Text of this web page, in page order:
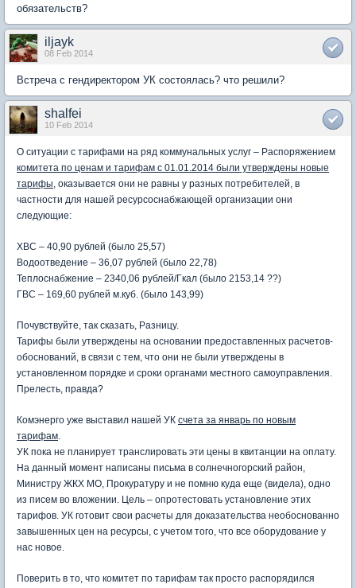
обязательств?
iljayk
08 Feb 2014
Встреча с гендиректором УК состоялась? что решили?
shalfei
10 Feb 2014
О ситуации с тарифами на ряд коммунальных услуг – Распоряжением
комитета по ценам и тарифам с 01.01.2014 были утверждены новые
тарифы, оказывается они не равны у разных потребителей, в
частности для нашей ресурсоснабжающей организации они
следующие:
ХВС – 40,90 рублей (было 25,57)
Водоотведение – 36,07 рублей (было 22,78)
Теплоснабжение – 2340,06 рублей/Гкал (было 2153,14 ??)
ГВС – 169,60 рублей м.куб. (было 143,99)
Почувствуйте, так сказать, Разницу.
Тарифы были утверждены на основании предоставленных расчетов-
обоснований, в связи с тем, что они не были утверждены в
установленном порядке и сроки органами местного самоуправления.
Прелесть, правда?
Комэнерго уже выставил нашей УК счета за январь по новым
тарифам.
УК пока не планирует транслировать эти цены в квитанции на оплату.
На данный момент написаны письма в солнечногорский район,
Министру ЖКХ МО, Прокуратуру и не помню куда еще (видела), одно
из писем во вложении. Цель – опротестовать установление этих
тарифов. УК готовит свои расчеты для доказательства необоснованно
завышенных цен на ресурсы, с учетом того, что все оборудование у
нас новое.
Поверить в то, что комитет по тарифам так просто распорядился